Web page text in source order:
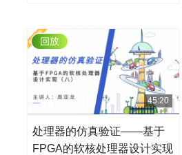
45:20
处理器的仿真验证——基于
FPGA的软核处理器设计实现